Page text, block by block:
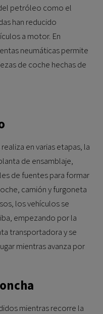
petróleo como el
han reducido
a motor. En
neumáticas permite
de coche hechas de
en varias etapas, la
de ensamblaje,
de fuentes para formar
camión y furgoneta
los vehículos se
empezando por la
transportadora y se
mientras avanza por
mientras recorre la